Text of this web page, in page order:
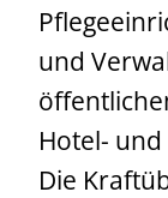
und
Hotel-
Die